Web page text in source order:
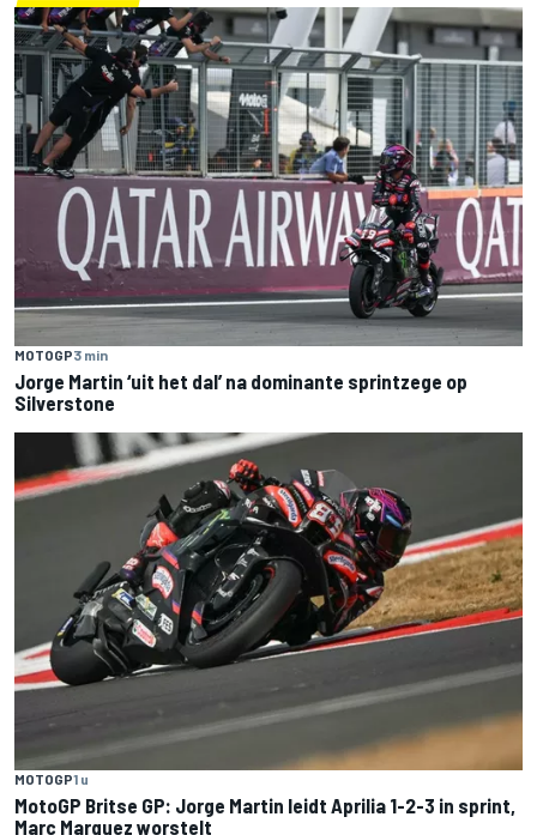
MOTOGP3 min
Jorge Martin ‘uit het dal’ na dominante sprintzege op
Silverstone
MOTOGP1 u
MotoGP Britse GP: Jorge Martin leidt Aprilia 1-2-3 in sprint,
Marc Marquez worstelt